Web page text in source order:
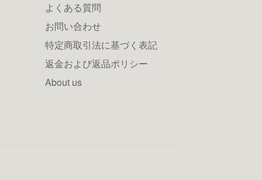
よくある質問
お問い合わせ
特定商取引法に基づく表記
返金および返品ポリシー
About us